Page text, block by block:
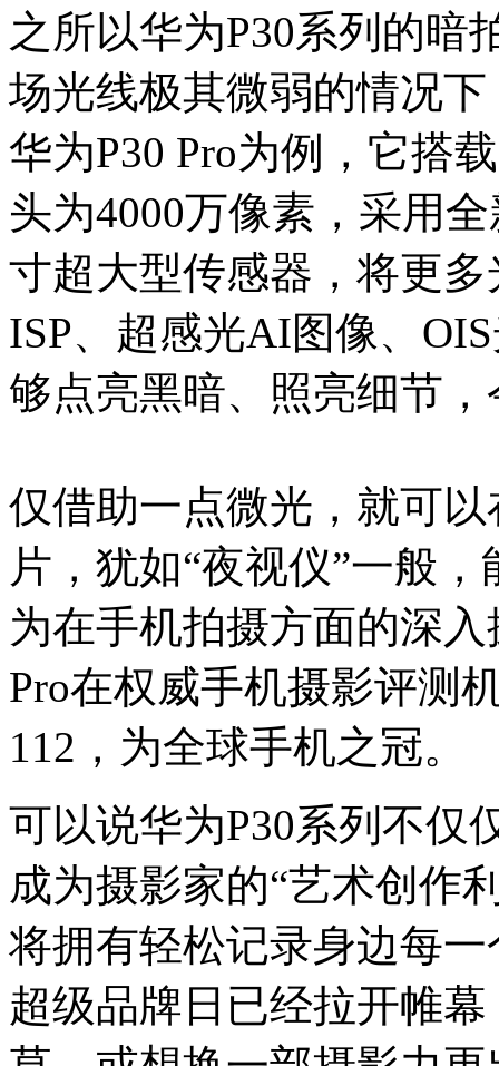
之所以华为P30系列的暗
场光线极其微弱的情况
华为P30 Pro为例，它搭
头为4000万像素，采用
寸超大型传感器，将更
ISP、超感光AI图像、
够点亮黑暗、照亮细节
仅借助一点微光，就可
片，犹如“夜视仪”一般
为在手机拍摄方面的深
Pro在权威手机摄影评测
112，为全球手机之冠。
可以说华为P30系列不仅
成为摄影家的“艺术创作
将拥有轻松记录身边每
超级品牌日已经拉开帷